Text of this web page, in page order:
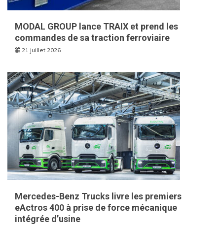
MODAL GROUP lance TRAIX et prend les
commandes de sa traction ferroviaire
21 juillet 2026
Mercedes-Benz Trucks livre les premiers
eActros 400 à prise de force mécanique
intégrée d’usine